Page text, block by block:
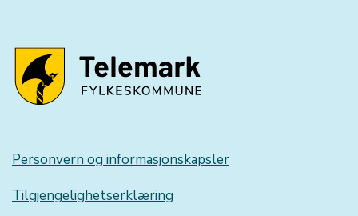
Personvern og informasjonskapsler
Tilgjengelighetserklæring